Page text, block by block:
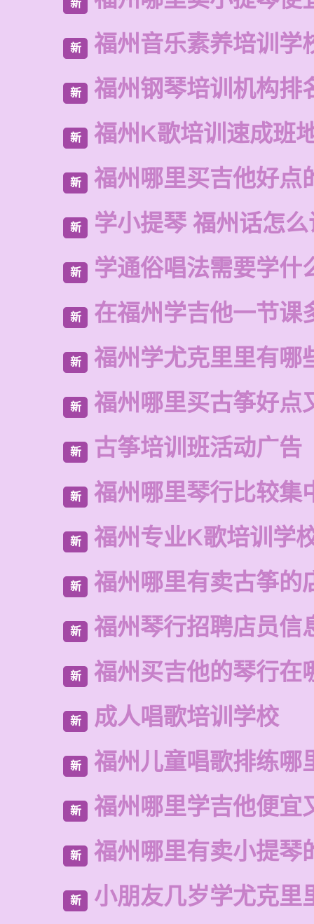
新
新 福州音乐素养培训学
新 福州钢琴培训机构排
新 福州K歌培训速成班
新 福州哪里买吉他好点
新 学小提琴 福州话怎
新 学通俗唱法需要学什
新 在福州学吉他一节课
新 福州学尤克里里有哪
新 福州哪里买古筝好点
新 古筝培训班活动广告
新 福州哪里琴行比较集
新 福州专业K歌培训学
新 福州哪里有卖古筝的
新 福州琴行招聘店员信
新 福州买吉他的琴行在
新 成人唱歌培训学校
新 福州儿童唱歌排练哪
新 福州哪里学吉他便宜
新 福州哪里有卖小提琴
新 小朋友几岁学尤克里